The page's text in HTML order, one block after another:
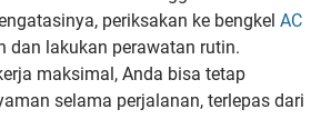
periksakan ke bengkel AC
dan lakukan perawatan rutin.
maksimal, Anda bisa tetap
selama perjalanan, terlepas dari